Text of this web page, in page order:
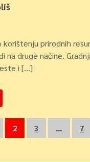
prirodnih
na druge načine.
i […]
2 3 …
7